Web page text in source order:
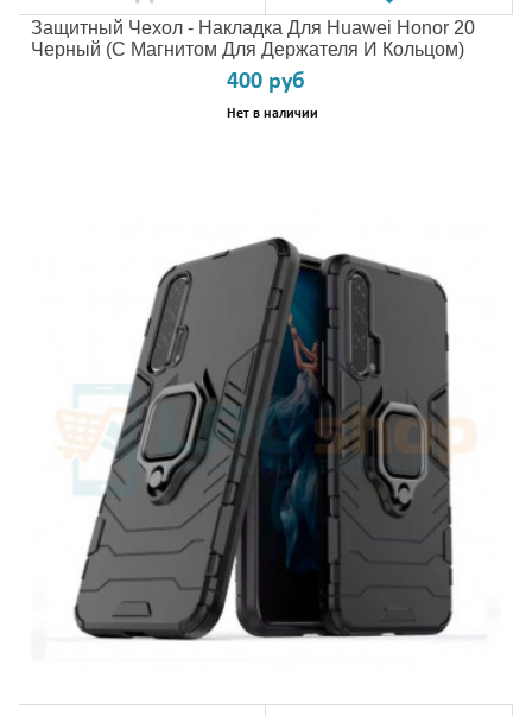
Защитный Чехол - Накладка Для Huawei Honor 20
Черный (с Магнитом Для Держателя И Кольцом)
400 руб
Нет в наличии